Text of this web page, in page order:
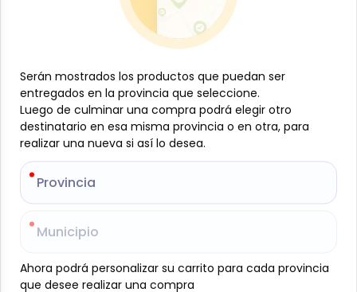
B-JAM-001-1868
Especificaciones
-
Remolacha cortada enlatada de 425 g de la
perfecta para ahorrar tiempo en la cocina.
cocidas y cortadas en prácticos trozos, conserva su
Serán mostrados los productos que puedan ser
entregados en la provincia que seleccione.
Luego de culminar una compra podrá elegir otro
destinatario en esa misma provincia o en otra, para
realizar una nueva si así lo desea.
Provincia
Municipio
Ahora podrá personalizar su carrito para cada provincia
que desee realizar una compra
Serán mostrados los productos que puedan ser
entregados en la provincia que seleccione.
Luego de culminar una compra podrá elegir otro
destinatario en esa misma provincia o en otra, para
realizar una nueva si así lo desea.
Provincia
Municipio
Ahora podrá personalizar su carrito para cada provincia
que desee realizar una compra